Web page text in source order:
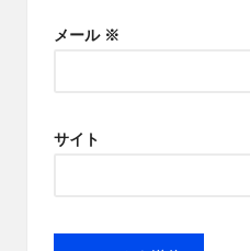
メール ※
サイト